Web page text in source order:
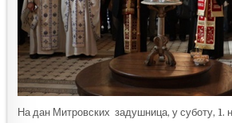
На дан Митровских задушница, у суботу, 1.